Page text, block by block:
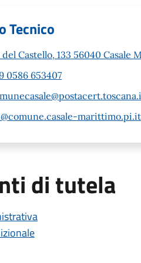
Tecnico
del Castello, 133 56040 Casale
0586 653407
marittimo.pi.it
di tutela